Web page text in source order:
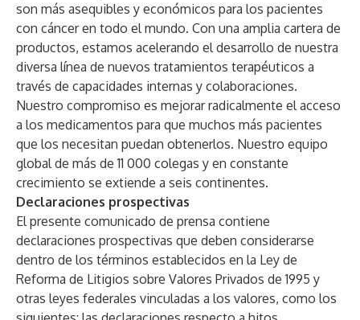
son más asequibles y económicos para los pacientes
con cáncer en todo el mundo. Con una amplia cartera de
productos, estamos acelerando el desarrollo de nuestra
diversa línea de nuevos tratamientos terapéuticos a
través de capacidades internas y colaboraciones.
Nuestro compromiso es mejorar radicalmente el acceso
a los medicamentos para que muchos más pacientes
que los necesitan puedan obtenerlos. Nuestro equipo
global de más de 11 000 colegas y en constante
crecimiento se extiende a seis continentes.
Declaraciones prospectivas
El presente comunicado de prensa contiene
declaraciones prospectivas que deben considerarse
dentro de los términos establecidos en la Ley de
Reforma de Litigios sobre Valores Privados de 1995 y
otras leyes federales vinculadas a los valores, como los